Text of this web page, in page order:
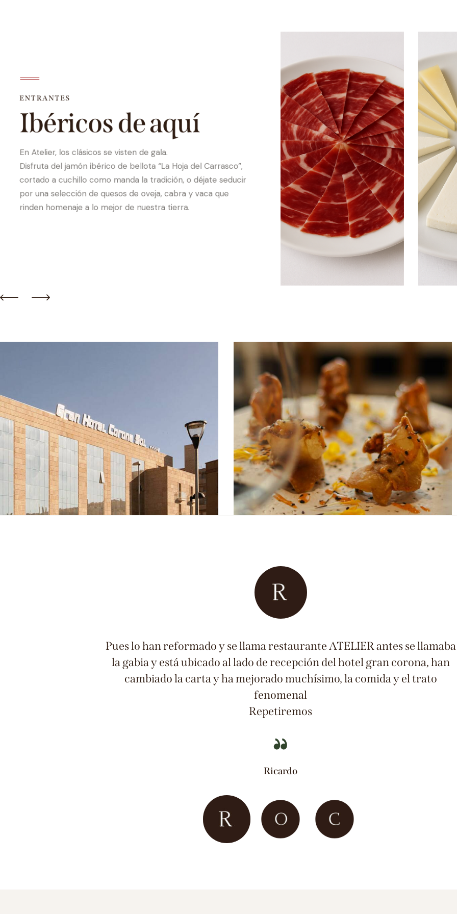
ENTRANTES
Ibéricos de aquí
En Atelier, los clásicos se visten de gala.
Disfruta del jamón ibérico de bellota “La Hoja del Carrasco”,
cortado a cuchillo como manda la tradición, o déjate seducir
por una selección de quesos de oveja, cabra y vaca que
rinden homenaje a lo mejor de nuestra tierra.
Menu diario y carta
Servicios
Eventos
Servicios
Pues lo han reformado y se llama restaurante ATELIER antes se llamaba
la gabia y está ubicado al lado de recepción del hotel gran corona, han
cambiado la carta y ha mejorado muchísimo, la comida y el trato
fenomenal
Repetiremos
Ricardo